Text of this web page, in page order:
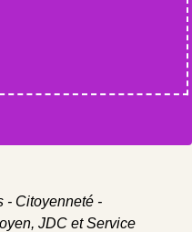
- Citoyenneté -
JDC et Service